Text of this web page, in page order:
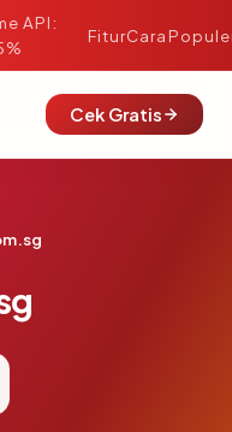
API:
FiturCara
Cek Gratis